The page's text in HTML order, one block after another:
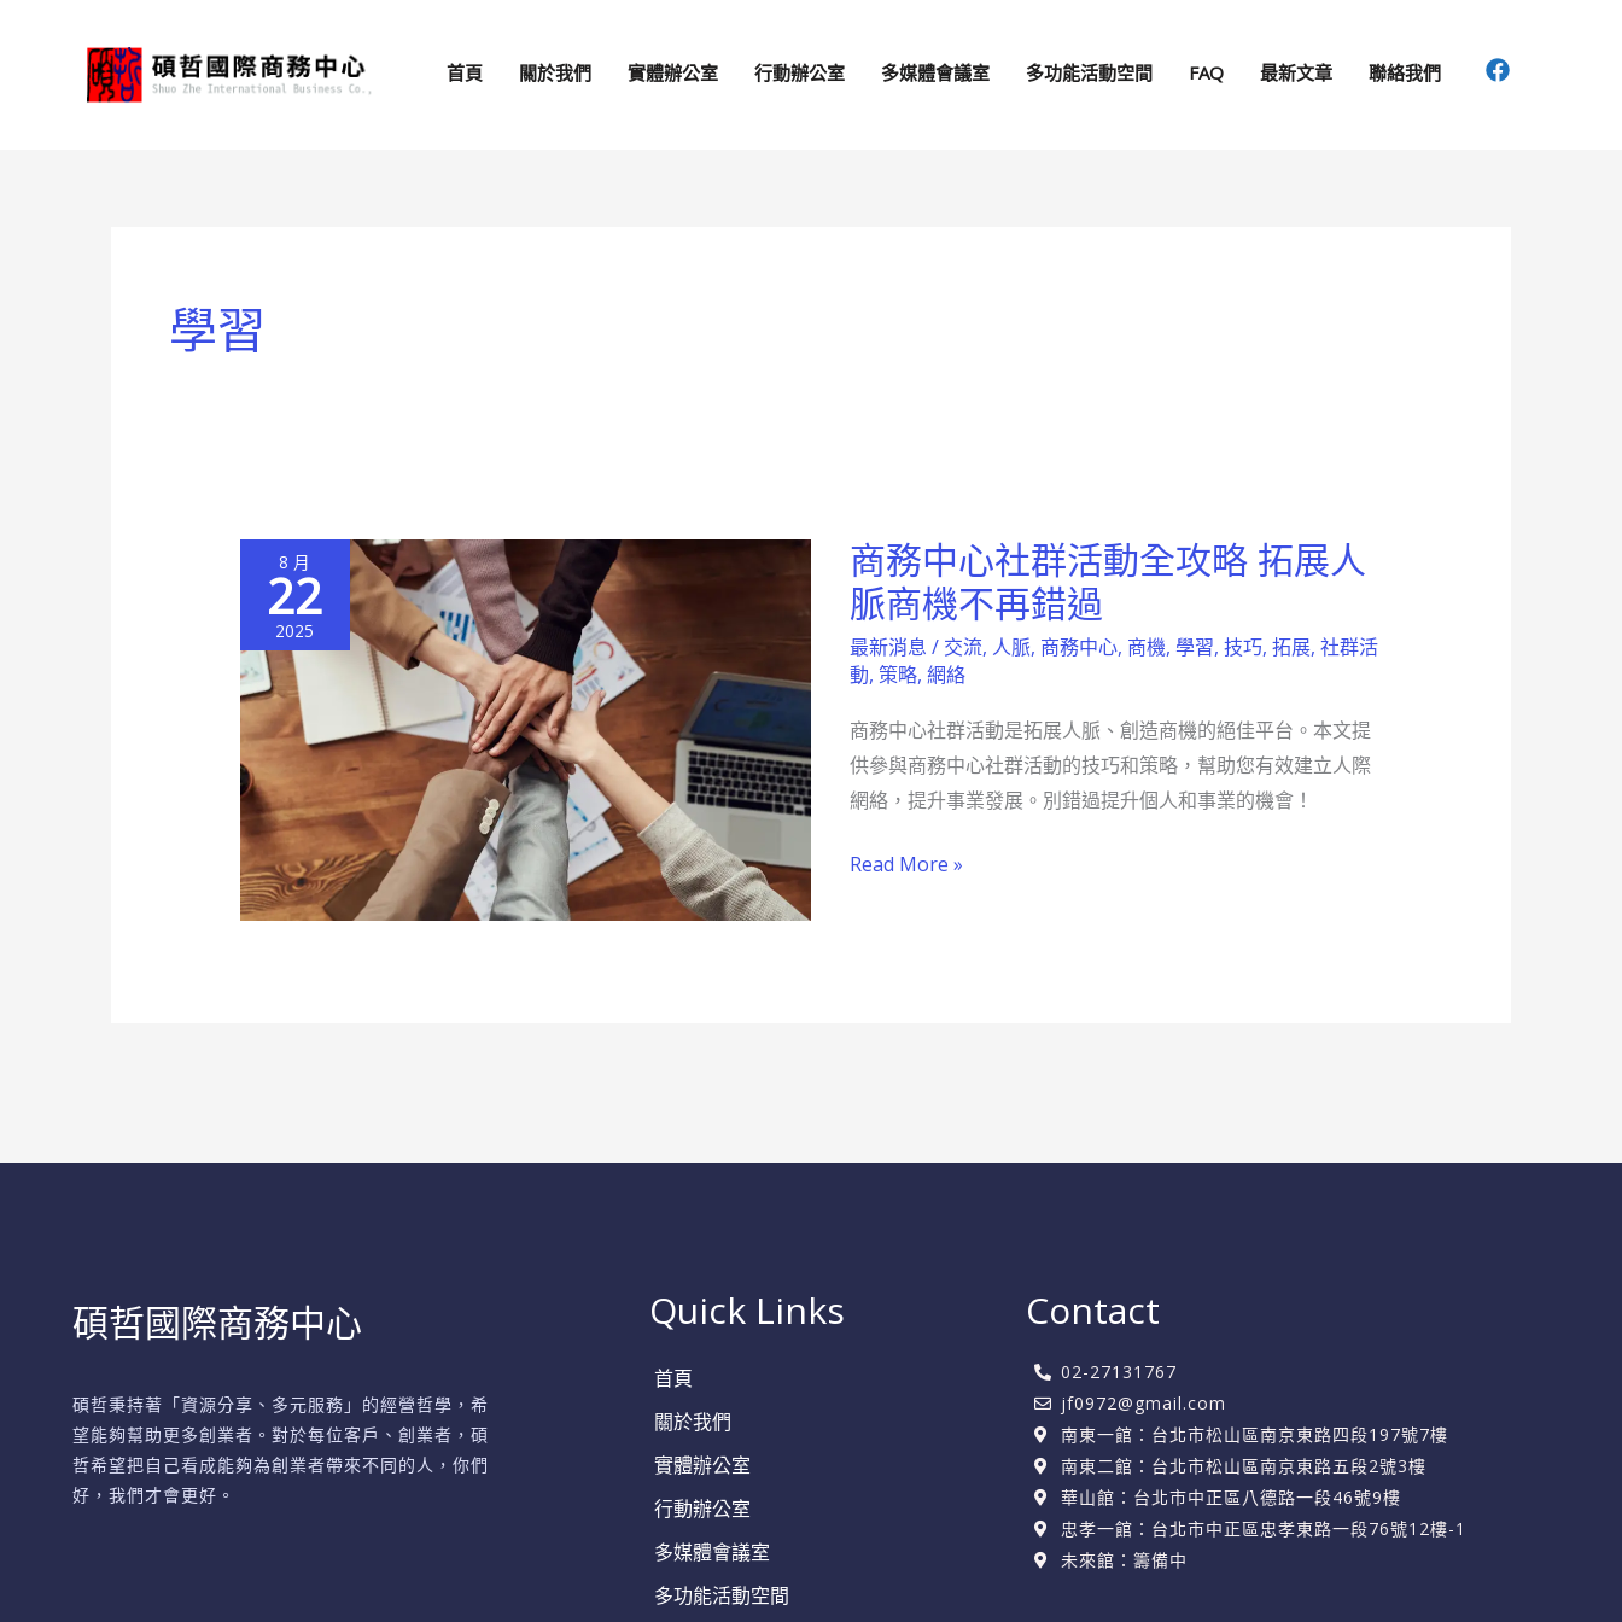
首頁 關於我們 實體辦公室 行動辦公室 多媒體會議室 多功能活動空間 FAQ 最新文章 聯絡我們
學習
8 月
22
2025
商務中心社群活動全攻略 拓展人
脈商機不再錯過
最新消息 / 交流, 人脈, 商務中心, 商機, 學習, 技巧, 拓展, 社群活
動, 策略, 網絡
商務中心社群活動是拓展人脈、創造商機的絕佳平台。本文提
供參與商務中心社群活動的技巧和策略，幫助您有效建立人際
網絡，提升事業發展。別錯過提升個人和事業的機會！
商
務
中
心
群
活
動
攻
Read More »
碩哲國際商務中心
碩哲秉持著「資源分享、多元服務」的經營哲學，希
望能夠幫助更多創業者。對於每位客戶、創業者，碩
哲希望把自己看成能夠為創業者帶來不同的人，你們
好，我們才會更好。
Quick Links
首頁
關於我們
實體辦公室
行動辦公室
多媒體會議室
多功能活動空間
Contact
02-27131767
jf0972@gmail.com
南東一館：台北市松山區南京東路四段197號7樓
南東二館：台北市松山區南京東路五段2號3樓
華山館：台北市中正區八德路一段46號9樓
忠孝一館：台北市中正區忠孝東路一段76號12樓-1
未來館：籌備中